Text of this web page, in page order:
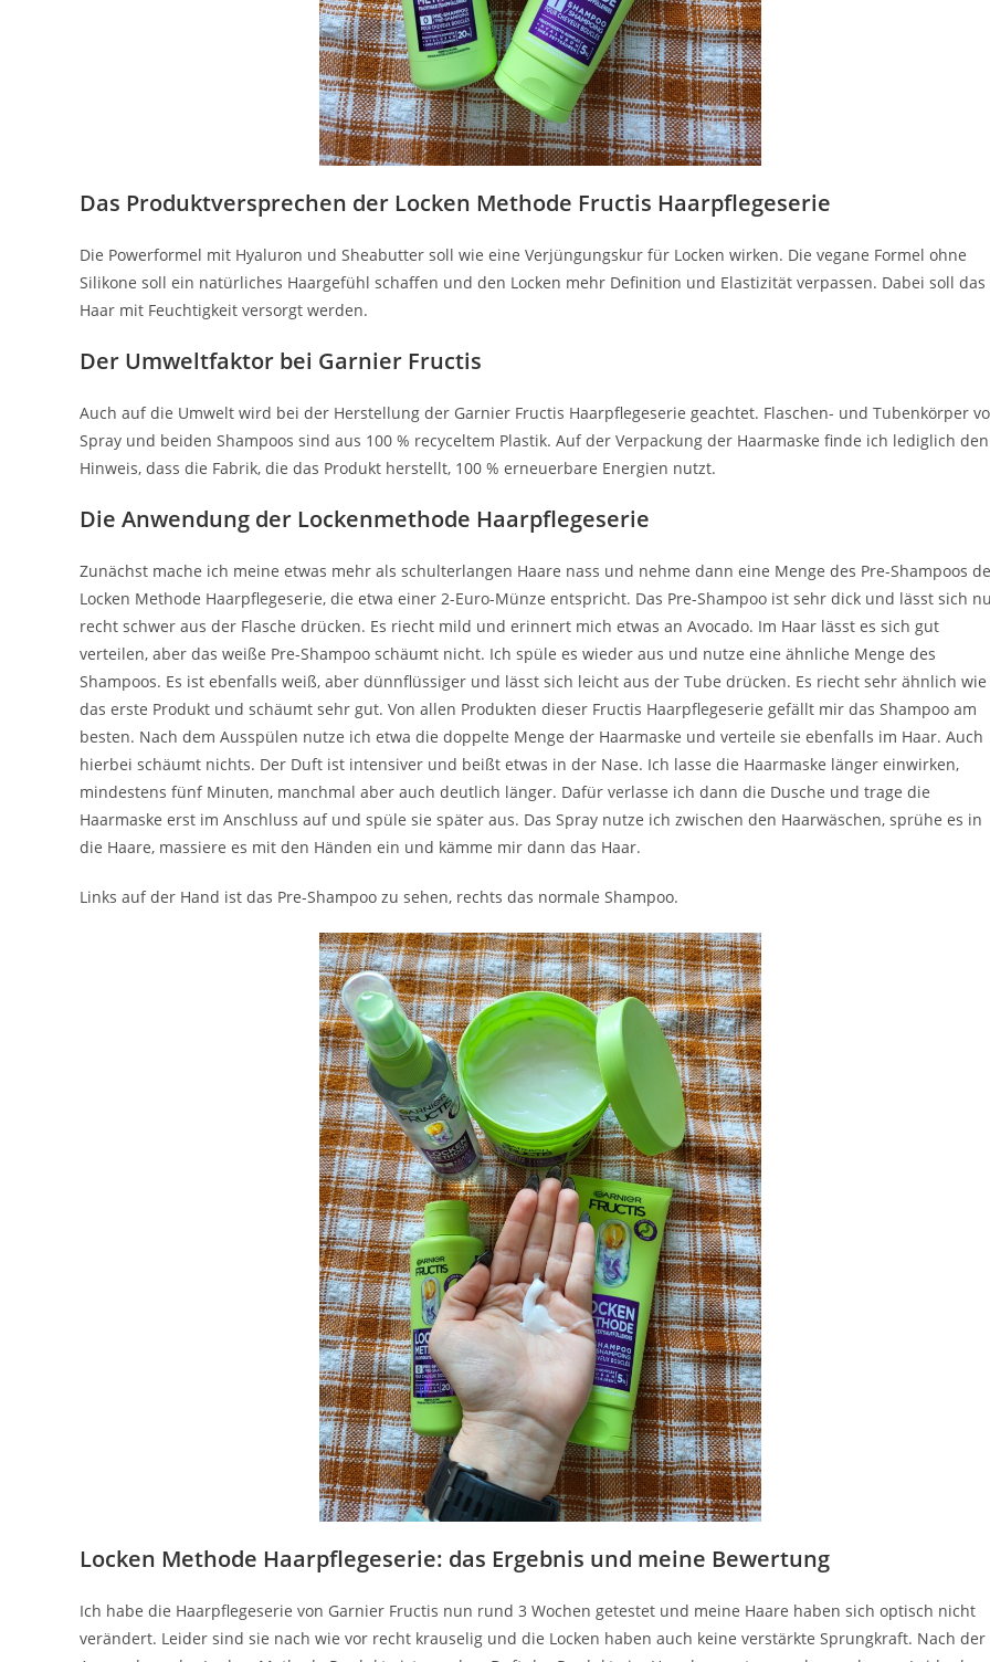
Das Produktversprechen der Locken Methode Fructis Haarpflegeserie
Die Powerformel mit Hyaluron und Sheabutter soll wie eine Verjüngungskur für Locken wirken. Die vegane Formel ohne
Silikone soll ein natürliches Haargefühl schaffen und den Locken mehr Definition und Elastizität verpassen. Dabei soll das
Haar mit Feuchtigkeit versorgt werden.
Der Umweltfaktor bei Garnier Fructis
Auch auf die Umwelt wird bei der Herstellung der Garnier Fructis Haarpflegeserie geachtet. Flaschen- und Tubenkörper
Spray und beiden Shampoos sind aus 100 % recyceltem Plastik. Auf der Verpackung der Haarmaske finde ich lediglich den
Hinweis, dass die Fabrik, die das Produkt herstellt, 100 % erneuerbare Energien nutzt.
Die Anwendung der Lockenmethode Haarpflegeserie
Zunächst mache ich meine etwas mehr als schulterlangen Haare nass und nehme dann eine Menge des Pre-Shampoos
Locken Methode Haarpflegeserie, die etwa einer 2-Euro-Münze entspricht. Das Pre-Shampoo ist sehr dick und lässt sich
recht schwer aus der Flasche drücken. Es riecht mild und erinnert mich etwas an Avocado. Im Haar lässt es sich gut
verteilen, aber das weiße Pre-Shampoo schäumt nicht. Ich spüle es wieder aus und nutze eine ähnliche Menge des
Shampoos. Es ist ebenfalls weiß, aber dünnflüssiger und lässt sich leicht aus der Tube drücken. Es riecht sehr ähnlich wie
das erste Produkt und schäumt sehr gut. Von allen Produkten dieser Fructis Haarpflegeserie gefällt mir das Shampoo am
besten. Nach dem Ausspülen nutze ich etwa die doppelte Menge der Haarmaske und verteile sie ebenfalls im Haar. Auch
hierbei schäumt nichts. Der Duft ist intensiver und beißt etwas in der Nase. Ich lasse die Haarmaske länger einwirken,
mindestens fünf Minuten, manchmal aber auch deutlich länger. Dafür verlasse ich dann die Dusche und trage die
Haarmaske erst im Anschluss auf und spüle sie später aus. Das Spray nutze ich zwischen den Haarwäschen, sprühe es in
die Haare, massiere es mit den Händen ein und kämme mir dann das Haar.
Links auf der Hand ist das Pre-Shampoo zu sehen, rechts das normale Shampoo.
Locken Methode Haarpflegeserie: das Ergebnis und meine Bewertung
Ich habe die Haarpflegeserie von Garnier Fructis nun rund 3 Wochen getestet und meine Haare haben sich optisch nicht
verändert. Leider sind sie nach wie vor recht krauselig und die Locken haben auch keine verstärkte Sprungkraft. Nach der